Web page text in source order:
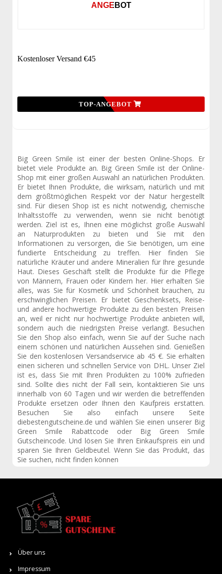
ANGEBOT
Kostenloser Versand €45
TOP-ANGEBOT
Big Green Smile ist einer der besten Online-Shops. Er
bietet viele Produkte an. Big Green Smile ist der Online-
Shop mit einer großen Auswahl an natürlichen Produkten.
Er bietet Ihnen Produkte, die wirksam, natürlich und mit
dem größtmöglichen Respekt vor der Natur hergestellt
sind. Für diesen Shop ist es nicht notwendig, chemische
Inhaltsstoffe zu verwenden, wenn sie nicht benötigt
werden. Ziel ist es, Ihnen eine möglichst große Auswahl
an Naturprodukten zu bieten und Sie mit den
Informationen zu versorgen, die Sie benötigen, um eine
fundierte Entscheidung zu treffen. Hier finden Sie
natürliche Kräuter und andere Mineralien für Ihre gesunde
Haut. Dieses Geschäft stellt die Produkte für die Pflege
von Männern, Frauen oder Kindern her. Hier erhalten Sie
alles, was Sie für Kosmetik und Schönheit brauchen, zu
erschwinglichen Preisen. Er bietet Geschenksets, Reise-
und andere hochwertige Produkte zu den besten Preisen
an, weil er nicht nur hochwertige Produkte anbieten will,
sondern auch die niedrigsten Preise verlangt. Besuchen
Sie den Shop also einfach, wenn Sie auf der Suche nach
einem schönen und natürlichen Aussehen sind. Genießen
Sie den kostenlosen Versandservice ab 45 €. Sie erhalten
einen sicheren und schnellen Service von DHL. Unser Ziel
ist es, dass Sie mit Ihren Produkten zu 100% zufrieden
sind. Sollte dies nicht der Fall sein, kontaktieren Sie uns
innerhalb von 60 Tagen und wir werden die betreffenden
Produkte ersetzen oder Ihnen den Kaufpreis erstatten.
Besuchen Sie also einfach unsere Seite
diebestengutscheine.de und wählen Sie einen unserer Big
Green Smile Rabattcode oder Big Green Smile
Gutscheincode. Und lösen Sie Ihren Einkaufspreis ein und
sparen Sie Ihren Geldbeutel. Wenn Sie das Produkt, das
Sie suchen, nicht finden können
Über uns
Impressum